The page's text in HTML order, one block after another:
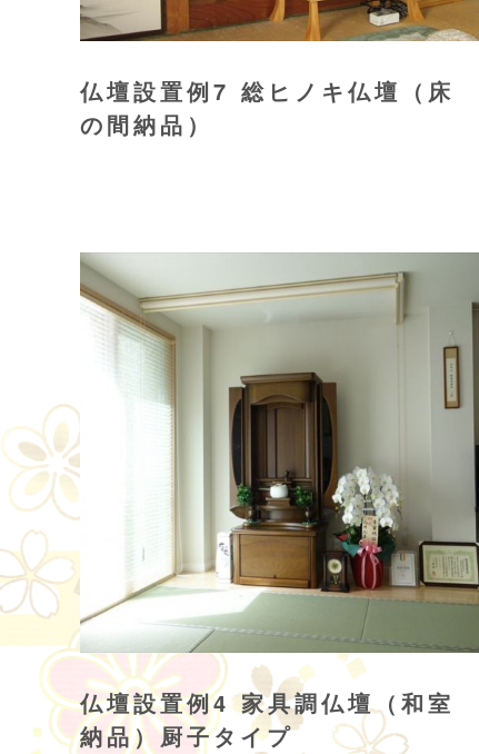
仏壇設置例7 総ヒノキ仏壇（床
の間納品）
仏壇設置例4 家具調仏壇（和室
納品）厨子タイプ